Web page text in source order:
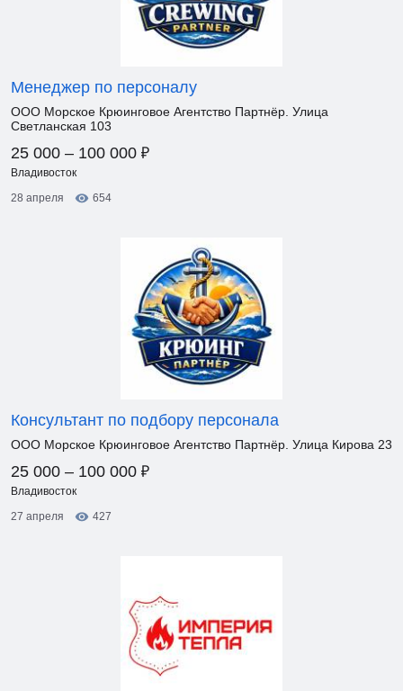
Менеджер по персоналу
ООО Морское Крюинговое Агентство Партнёр. Улица
Светланская 103
25 000 – 100 000 ₽
Владивосток
28 апреля
654
Консультант по подбору персонала
ООО Морское Крюинговое Агентство Партнёр. Улица Кирова 23
25 000 – 100 000 ₽
Владивосток
27 апреля
427